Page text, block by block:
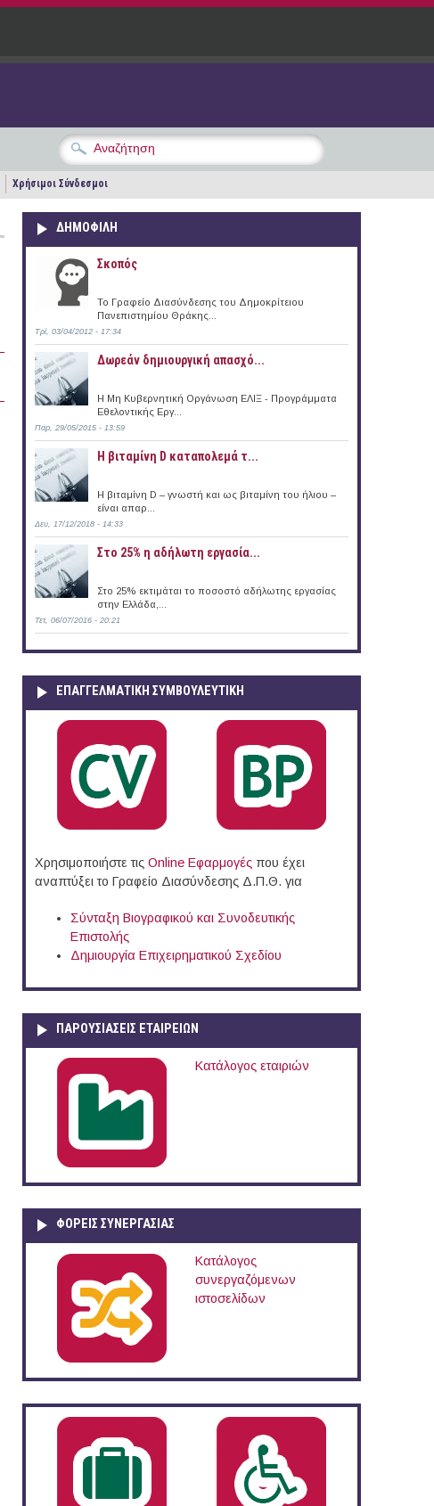
Χρήσιμοι Σύνδεσμοι
ΔΗΜΟΦΙΛΗ
Σκοπός
Το Γραφείο Διασύνδεσης του Δημοκρίτειου
Πανεπιστημίου Θράκης...
Τρί, 03/04/2012 - 17:34
Δωρεάν δημιουργική απασχό...
Η Μη Κυβερνητική Οργάνωση ΕΛΙΞ - Προγράμματα
Εθελοντικής Εργ...
Παρ, 29/05/2015 - 13:59
Η βιταμίνη D καταπολεμά τ...
Η βιταμίνη D – γνωστή και ως βιταμίνη του ήλιου –
είναι απαρ...
Δευ, 17/12/2018 - 14:33
Στο 25% η αδήλωτη εργασία...
Στο 25% εκτιμάται το ποσοστό αδήλωτης εργασίας
στην Ελλάδα,...
Τετ, 06/07/2016 - 20:21
ΕΠΑΓΓΕΛΜΑΤΙΚΉ ΣΥΜΒΟΥΛΕΥΤΙΚΉ
Χρησιμοποιήστε τις Online Eφαρμογές που έχει
αναπτύξει το Γραφείο Διασύνδεσης Δ.Π.Θ. για
Σύνταξη Βιογραφικού και Συνοδευτικής
Επιστολής
Δημιουργία Επιχειρηματικού Σχεδίου
ΠΑΡΟΥΣΙΆΣΕΙΣ ΕΤΑΙΡΕΙΏΝ
Κατάλογος εταιριών
ΦΟΡΕΙΣ ΣΥΝΕΡΓΑΣΙΑΣ
Κατάλογος
συνεργαζόμενων
ιστοσελίδων